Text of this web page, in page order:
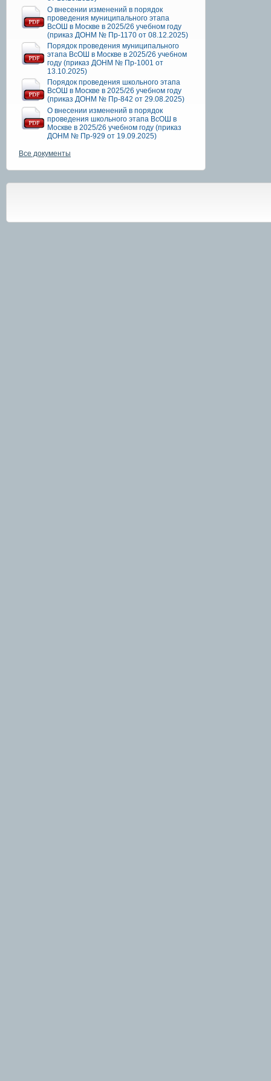
О внесении изменений в порядок
проведения муниципального этапа
ВсОШ в Москве в 2025/26 учебном году
(приказ ДОНМ № Пр-1170 от 08.12.2025)
Порядок проведения муниципального
этапа ВсОШ в Москве в 2025/26 учебном
году (приказ ДОНМ № Пр-1001 от
13.10.2025)
Порядок проведения школьного этапа
ВсОШ в Москве в 2025/26 учебном году
(приказ ДОНМ № Пр-842 от 29.08.2025)
О внесении изменений в порядок
проведения школьного этапа ВсОШ в
Москве в 2025/26 учебном году (приказ
ДОНМ № Пр-929 от 19.09.2025)
Все документы